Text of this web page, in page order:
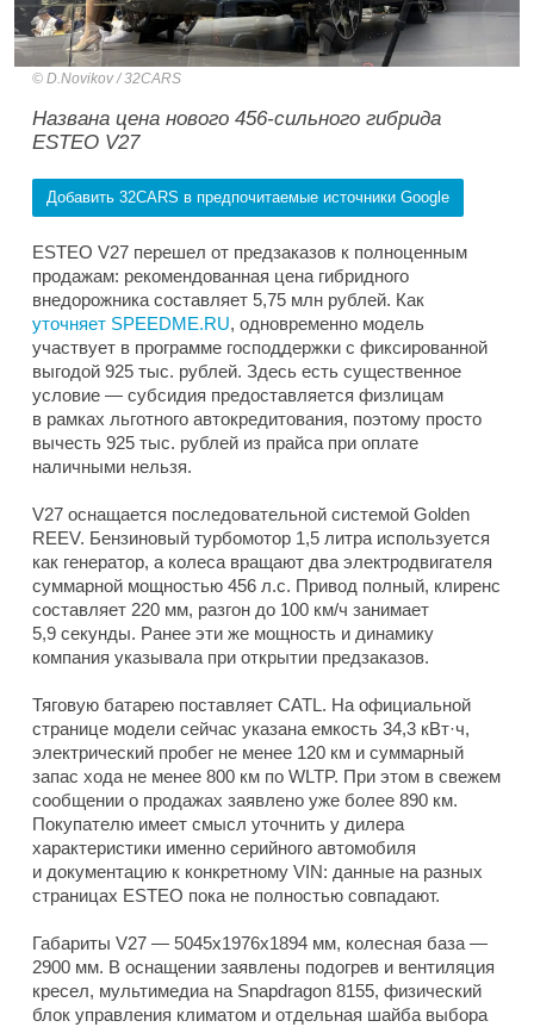
D.Novikov / 32CARS
Названа цена нового 456-сильного гибрида
ESTEO V27
Добавить 32CARS в предпочитаемые источники Google
ESTEO V27 перешел от предзаказов к полноценным
продажам: рекомендованная цена гибридного
внедорожника составляет 5,75 млн рублей. Как
уточняет SPEEDME.RU, одновременно модель
участвует в программе господдержки с фиксированной
выгодой 925 тыс. рублей. Здесь есть существенное
условие — субсидия предоставляется физлицам
в рамках льготного автокредитования, поэтому просто
вычесть 925 тыс. рублей из прайса при оплате
наличными нельзя.
V27 оснащается последовательной системой Golden
REEV. Бензиновый турбомотор 1,5 литра используется
как генератор, а колеса вращают два электродвигателя
суммарной мощностью 456 л.с. Привод полный, клиренс
составляет 220 мм, разгон до 100 км/ч занимает
5,9 секунды. Ранее эти же мощность и динамику
компания указывала при открытии предзаказов.
Тяговую батарею поставляет CATL. На официальной
странице модели сейчас указана емкость 34,3 кВт·ч,
электрический пробег не менее 120 км и суммарный
запас хода не менее 800 км по WLTP. При этом в свежем
сообщении о продажах заявлено уже более 890 км.
Покупателю имеет смысл уточнить у дилера
характеристики именно серийного автомобиля
и документацию к конкретному VIN: данные на разных
страницах ESTEO пока не полностью совпадают.
Габариты V27 — 5045x1976x1894 мм, колесная база —
2900 мм. В оснащении заявлены подогрев и вентиляция
кресел, мультимедиа на Snapdragon 8155, физический
блок управления климатом и отдельная шайба выбора